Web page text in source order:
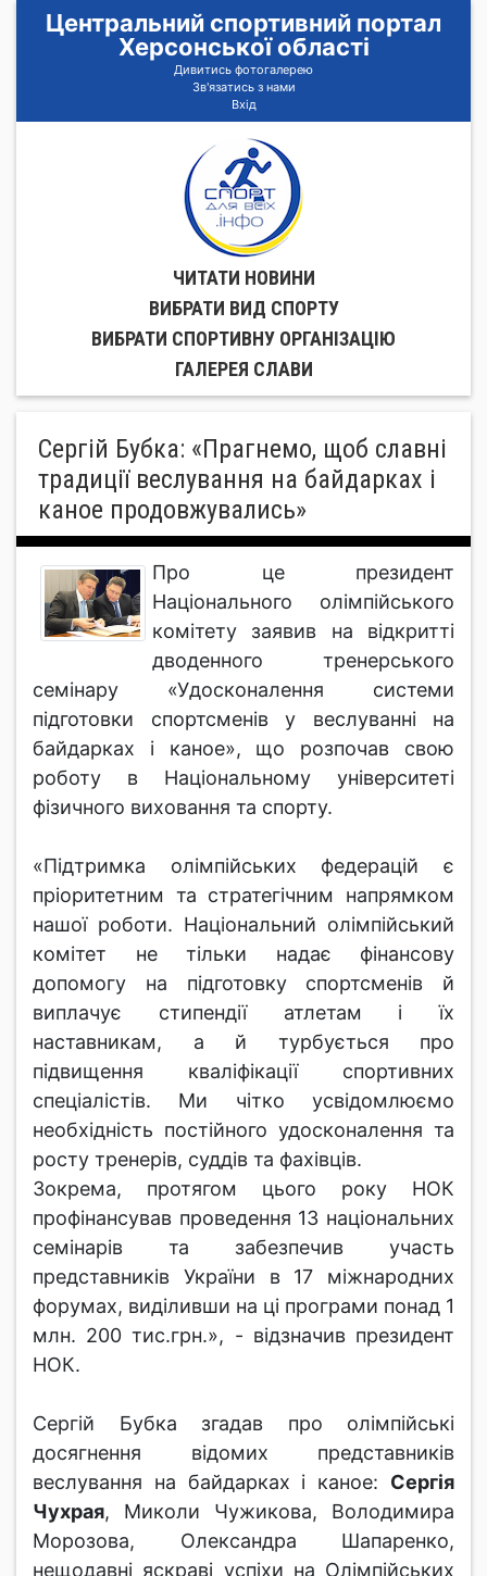
Центральний спортивний портал
Херсонської області
Дивитись фотогалерею
Зв'язатись з нами
Вхід
ЧИТАТИ НОВИНИ
ВИБРАТИ ВИД СПОРТУ
ВИБРАТИ СПОРТИВНУ ОРГАНIЗАЦIЮ
ГАЛЕРЕЯ СЛАВИ
Сергій Бубка: «Прагнемо, щоб славні
традиції веслування на байдарках і
каное продовжувались»
Про це президент
Національного олімпійського
комітету заявив на відкритті
дводенного тренерського
семінару «Удосконалення системи
підготовки спортсменів у веслуванні на
байдарках і каное», що розпочав свою
роботу в Національному університеті
фізичного виховання та спорту.
«Підтримка олімпійських федерацій є
пріоритетним та стратегічним напрямком
нашої роботи. Національний олімпійський
комітет не тільки надає фінансову
допомогу на підготовку спортсменів й
виплачує стипендії атлетам і їх
наставникам, а й турбується про
підвищення кваліфікації спортивних
спеціалістів. Ми чітко усвідомлюємо
необхідність постійного удосконалення та
росту тренерів, суддів та фахівців.
Зокрема, протягом цього року НОК
профінансував проведення 13 національних
семінарів та забезпечив участь
представників України в 17 міжнародних
форумах, виділивши на ці програми понад 1
млн. 200 тис.грн.», - відзначив президент
НОК.
Сергій Бубка згадав про олімпійські
досягнення відомих представників
веслування на байдарках і каное: Сергія
Чухрая, Миколи Чужикова, Володимира
Морозова, Олександра Шапаренко,
нещодавні яскраві успіхи на Олімпійських